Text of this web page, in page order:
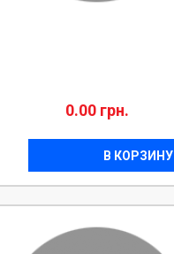
0.00 грн.
В КОРЗИНУ